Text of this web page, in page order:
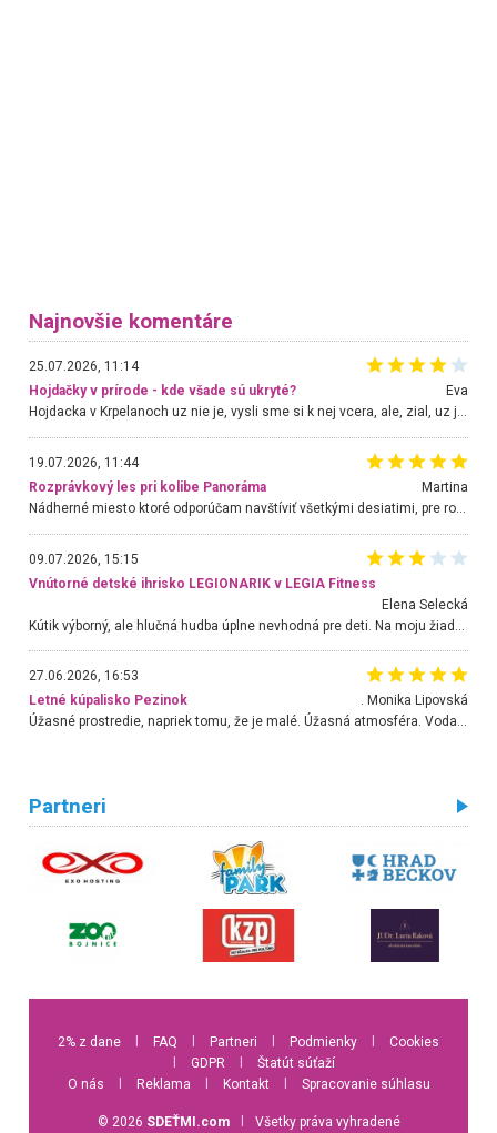
Najnovšie komentáre
25.07.2026, 11:14
Hojdačky v prírode - kde všade sú ukryté?
Eva
Hojdacka v Krpelanoch uz nie je, vysli sme si k nej vcera, ale, zial, uz je znicena. Ak sem planujete cestu len kvoli hojdacke, mozete si ju usetrit. Krasny vyhlad je tu vsak aj bez hojdacky :-)
19.07.2026, 11:44
Rozprávkový les pri kolibe Panoráma
Martina
Nádherné miesto ktoré odporúčam navštíviť všetkými desiatimi, pre rodiny s deťmi, dôchodcom... Proste a jednoducho ozaj rozprávkový les.. určite ešte prídeme. Odniesli sme si na pamiatku krásne tričká,
09.07.2026, 15:15
Vnútorné detské ihrisko LEGIONARIK v LEGIA Fitness
Elena Selecká
27.06.2026, 16:53
Letné kúpalisko Pezinok
. Monika Lipovská
Úžasné prostredie, napriek tomu, že je malé. Úžasná atmosféra. Voda fantastická a nádherná. Ľudí je pomerne veľa, ale su mili a ohľaduplní. Je veľmi zaujímavé sledovať, ako dokážu spolu športovať cudzí ľudia a bez ohľadu na vek. Vládne tu pohoda. Vnuka neviem dostať z vody. Ďakujem za krásny deň . Urcite sa sem vrátim. Jediný problém je s parkovaním, ale aj ten sa mi podarilo vyriešiť. Monika Bratislava
Partneri
2% z dane FAQ Partneri Podmienky
Cookies
GDPR
Štatút súťaží
O nás
Reklama Kontakt Spracovanie súhlasu
© 2026 SDEŤMI.com Všetky práva vyhradené